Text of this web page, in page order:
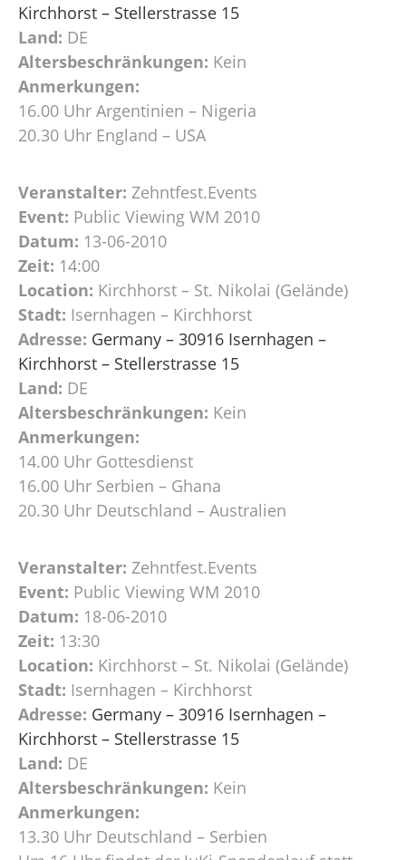
Kirchhorst – Stellerstrasse 15
Land: DE
Altersbeschränkungen: Kein
Anmerkungen:
16.00 Uhr Argentinien – Nigeria
20.30 Uhr England – USA
Veranstalter: Zehntfest.Events
Event: Public Viewing WM 2010
Datum: 13-06-2010
Zeit: 14:00
Location: Kirchhorst – St. Nikolai (Gelände)
Stadt: Isernhagen – Kirchhorst
Adresse: Germany – 30916 Isernhagen –
Kirchhorst – Stellerstrasse 15
Land: DE
Altersbeschränkungen: Kein
Anmerkungen:
14.00 Uhr Gottesdienst
16.00 Uhr Serbien – Ghana
20.30 Uhr Deutschland – Australien
Veranstalter: Zehntfest.Events
Event: Public Viewing WM 2010
Datum: 18-06-2010
Zeit: 13:30
Location: Kirchhorst – St. Nikolai (Gelände)
Stadt: Isernhagen – Kirchhorst
Adresse: Germany – 30916 Isernhagen –
Kirchhorst – Stellerstrasse 15
Land: DE
Altersbeschränkungen: Kein
Anmerkungen:
13.30 Uhr Deutschland – Serbien